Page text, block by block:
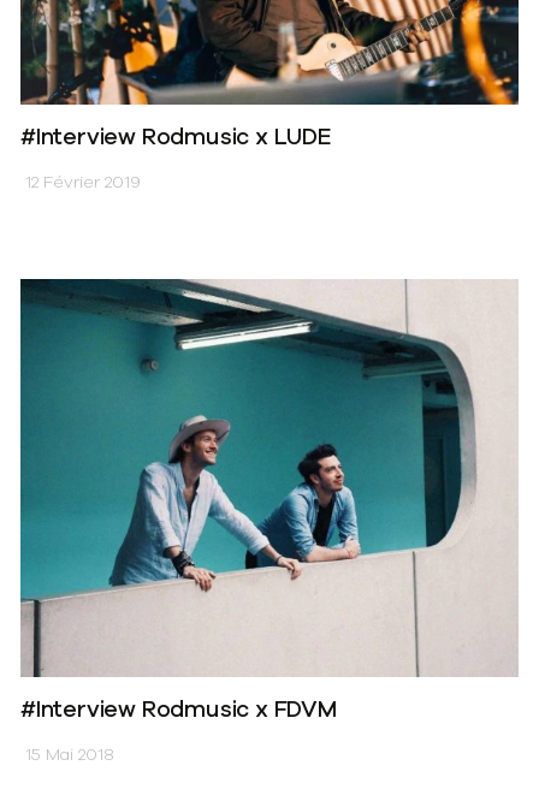
#Interview Rodmusic x LUDE
12 Février 2019
#Interview Rodmusic x FDVM
15 Mai 2018